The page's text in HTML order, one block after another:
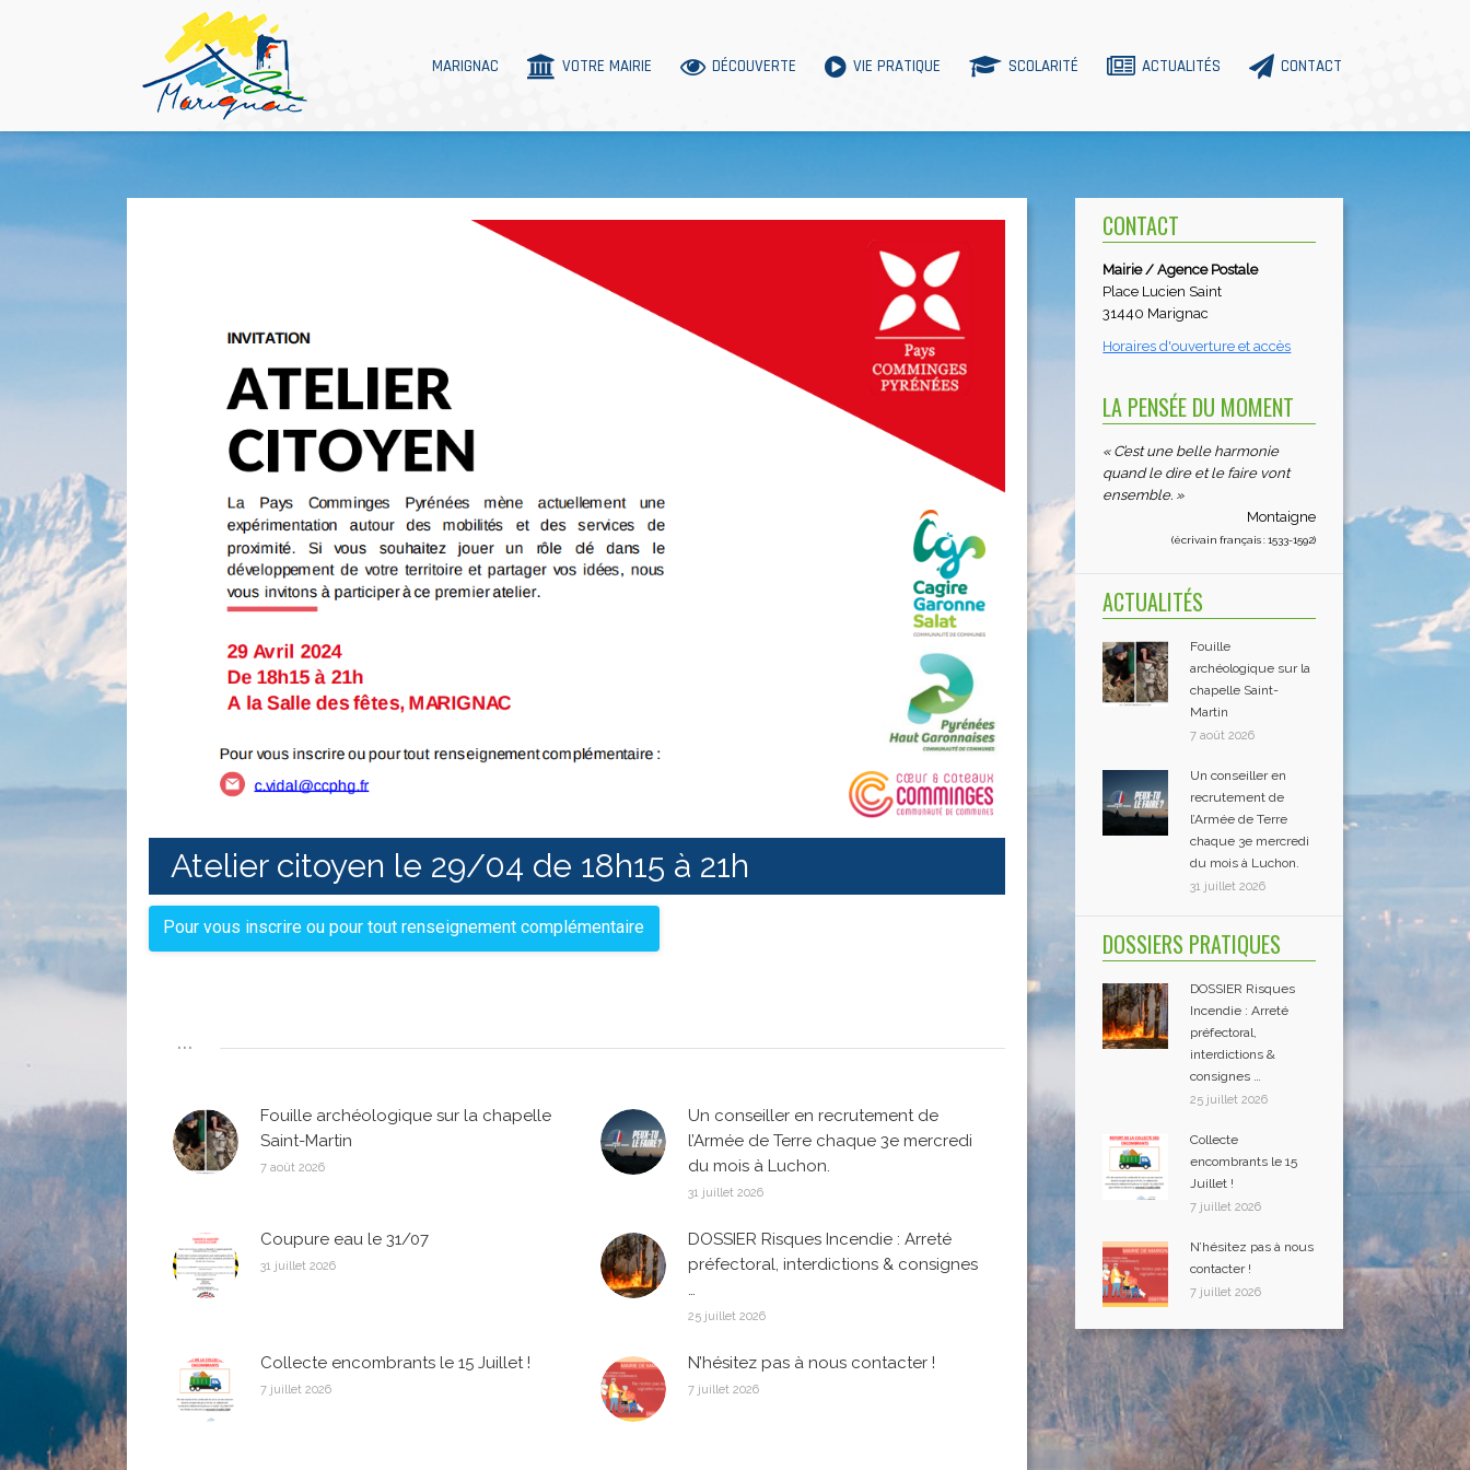
MARIGNAC VOTRE MAIRIE DÉCOUVERTE VIE PRATIQUE SCOLARITÉ ACTUALITÉS CONTACT
Atelier citoyen le 29/04 de 18h15 à 21h
Pour vous inscrire ou pour tout renseignement complémentaire
...
Fouille archéologique sur la chapelle
Saint-Martin
7 août 2026
Un conseiller en recrutement de
l’Armée de Terre chaque 3e mercredi
du mois à Luchon.
31 juillet 2026
Coupure eau le 31/07
31 juillet 2026
DOSSIER Risques Incendie : Arreté
préfectoral, interdictions & consignes
…
25 juillet 2026
Collecte encombrants le 15 Juillet !
7 juillet 2026
N’hésitez pas à nous contacter !
7 juillet 2026
CONTACT
Mairie / Agence Postale
Place Lucien Saint
31440 Marignac
Horaires d'ouverture et accès
LA PENSÉE DU MOMENT
« C’est une belle harmonie
quand le dire et le faire vont
ensemble. »
Montaigne
(écrivain français : 1533-1592)
ACTUALITÉS
Fouille
archéologique sur la
chapelle Saint-
Martin
7 août 2026
Un conseiller en
recrutement de
l’Armée de Terre
chaque 3e mercredi
du mois à Luchon.
31 juillet 2026
DOSSIERS PRATIQUES
DOSSIER Risques
Incendie : Arreté
préfectoral,
interdictions &
consignes …
25 juillet 2026
Collecte
encombrants le 15
Juillet !
7 juillet 2026
N’hésitez pas à nous
contacter !
7 juillet 2026